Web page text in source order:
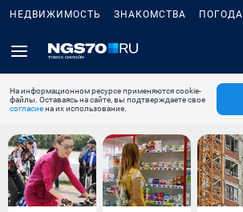
НЕДВИЖИМОСТЬ ЗНАКОМСТВА ПОГОДА
На информационном ресурсе применяются cookie-
файлы. Оставаясь на сайте, вы подтверждаете свое
согласиена их использование.